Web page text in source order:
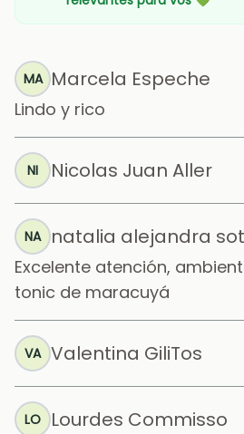
MA Marcela Espeche
Lindo y rico
NI Nicolas Juan Aller
NA natalia alejandra
Excelente atención,
tonic de maracuyá
VA Valentina GiliTos
LO Lourdes Commisso